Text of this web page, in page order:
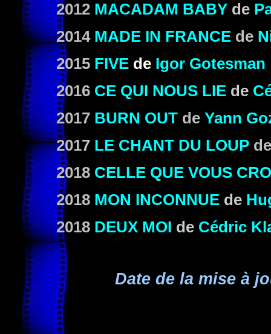
2012 MACADAM BABY de
2014 MADE IN FRANCE de
2015 FIVE de Igor Gotesman
2016 CE QUI NOUS LIE de
2017 BURN OUT de Yann
2017 LE CHANT DU LOUP
2018 CELLE QUE VOUS
2018 MON INCONNUE de
2018 DEUX MOI de Cédric
Date de la mise à